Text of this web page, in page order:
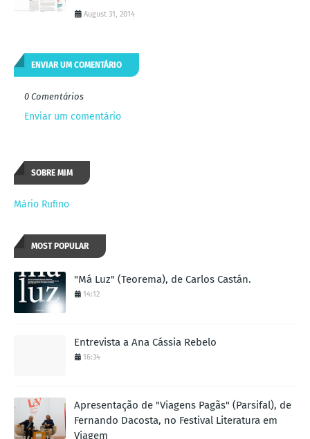
August 31, 2014
ENVIAR UM COMENTÁRIO
0 Comentários
Enviar um comentário
SOBRE MIM
Mário Rufino
MOST POPULAR
"Má Luz" (Teorema), de Carlos Castán.
14:12
Entrevista a Ana Cássia Rebelo
16:34
Apresentação de "Viagens Pagãs" (Parsifal), de
Fernando Dacosta, no Festival Literatura em
Viagem